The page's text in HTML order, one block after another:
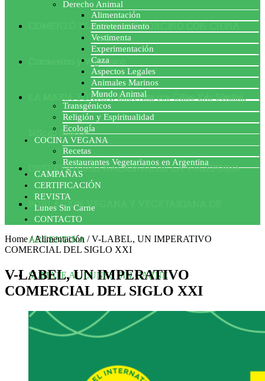
COMENZÓ EL ACUERDO PORCINO CON CHINA
Coronavirus y Veganismo
LA MAFIA TÓXICA: Entrevista con Gilles-Eric Séralini,
biólogo francés
OBSERVATORIO NACIONAL DE LA VEGEFOBIA
POBLACION VEGANA Y VEGETARIANA DE
ARGENTINA
SUMATE AL LUNES SIN CARNE
Derecho Animal
Alimentación
Entretenimiento
Vestimenta
Experimentación
Caza
Aspectos Legales
Animales Marinos
Mundo Animal
Transgénicos
Religión y Espiritualidad
Ecología
COCINA VEGANA
Recetas
Restaurantes Vegetarianos en Argentina
CAMPAÑAS
CERTIFICACIÓN
REVISTA
Lunes Sin Carne
CONTACTO
Home/Alimentación /V-LABEL, UN IMPERATIVO
COMERCIAL DEL SIGLO XXI
V-LABEL, UN IMPERATIVO
COMERCIAL DEL SIGLO XXI